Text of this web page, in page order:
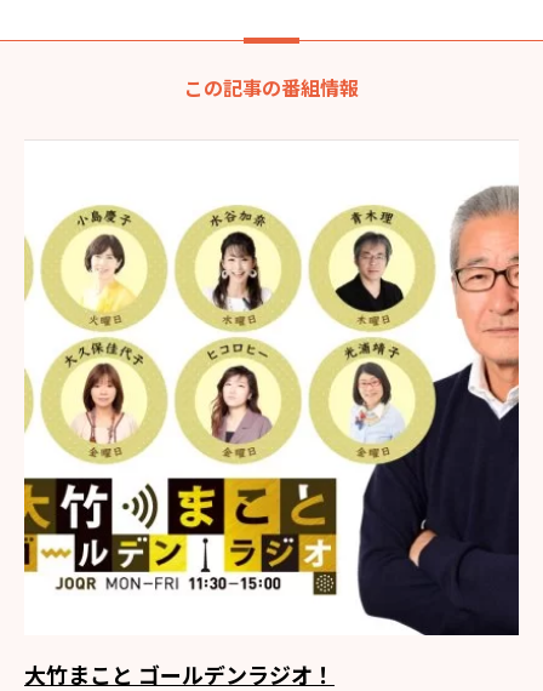
この記事の番組情報
大竹まこと ゴールデンラジオ！